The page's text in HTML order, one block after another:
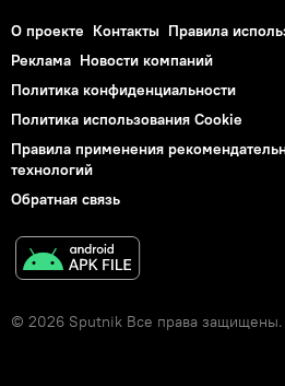
О проекте Контакты Правила
Реклама Новости компаний
Политика конфиденциальности
Политика использования Cookie
Правила применения
технологий
Обратная связь
© 2026 Sputnik Все права защищены.